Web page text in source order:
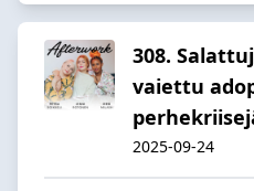
308.
vaiettu
2025-09-24